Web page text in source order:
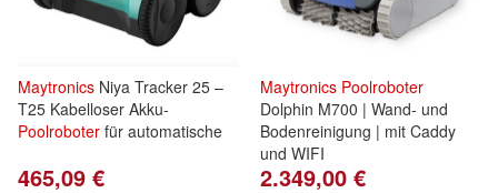
Maytronics Niya Tracker 25 –
T25 Kabelloser Akku-
Poolroboter für automatische
465,09 €
Maytronics Poolroboter
Dolphin M700 | Wand- und
Bodenreinigung | mit Caddy
und WIFI
2.349,00 €